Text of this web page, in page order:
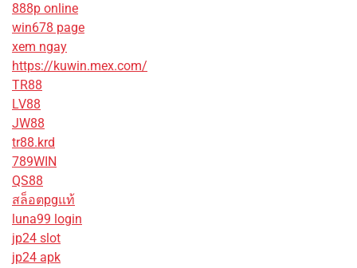
888p online
win678 page
xem ngay
https://kuwin.mex.com/
TR88
LV88
JW88
tr88.krd
789WIN
QS88
สล็อตpgแท้
luna99 login
jp24 slot
jp24 apk